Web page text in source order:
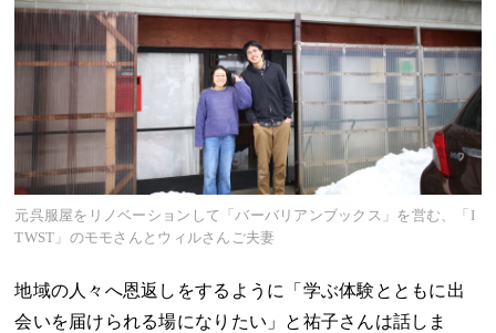
元呉服屋をリノベーションして「バーバリアンブックス」を営む、「I
TWST」のモモさんとウィルさんご夫妻
地域の人々へ恩返しをするように「学ぶ体験とともに出
会いを届けられる場になりたい」と祐子さんは話しま